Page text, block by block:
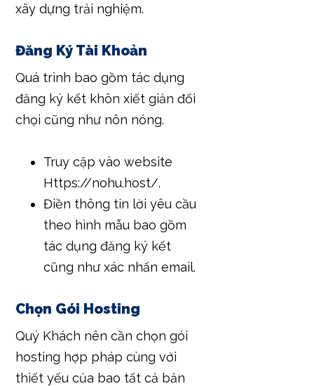
xây dựng trải nghiệm.
Đăng Ký Tài Khoản
Quá trình bao gồm tác dụng
đăng ký kết khôn xiết giản đối
chọi cũng như nôn nóng.
Truy cập vào website
Https://nohu.host/.
Điền thông tin lời yêu cầu
theo hình mẫu bao gồm
tác dụng đăng ký kết
cũng như xác nhấn email.
Chọn Gói Hosting
Quý Khách nên cần chọn gói
hosting hợp pháp cùng với
thiết yếu của bao tất cả bản